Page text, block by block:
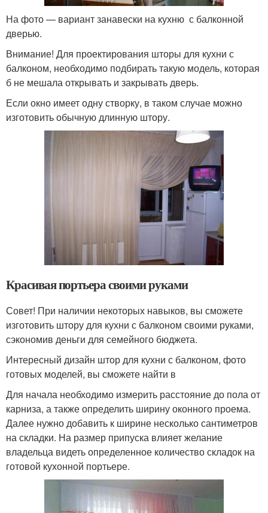
На фото — вариант занавески на кухню с балконной
дверью.
Внимание! Для проектирования шторы для кухни с
балконом, необходимо подбирать такую модель, которая
б не мешала открывать и закрывать дверь.
Если окно имеет одну створку, в таком случае можно
изготовить обычную длинную штору.
Красивая портьера своими руками
Совет! При наличии некоторых навыков, вы сможете
изготовить штору для кухни с балконом своими руками,
сэкономив деньги для семейного бюджета.
Интересный дизайн штор для кухни с балконом, фото
готовых моделей, вы сможете найти в
Для начала необходимо измерить расстояние до пола от
карниза, а также определить ширину оконного проема.
Далее нужно добавить к ширине несколько сантиметров
на складки. На размер припуска влияет желание
владельца видеть определенное количество складок на
готовой кухонной портьере.